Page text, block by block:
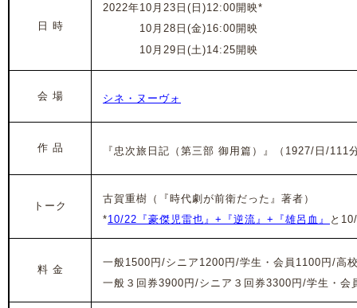
日 時
2022年10月23日(日)12:00開映*
10月28日(金)16:00開映
10月29日(土)14:25開映
会 場 シネ・ヌーヴォ
作 品 『忠次旅日記（第三部 御用篇）』（1927/日/111
トーク
古賀重樹（『時代劇が前衛だった』著者）
*10/22『豪傑児雷也』+『逆流』+『雄呂血』 と
料 金
一般1500円/シニア1200円/学生・会員1100円/高
一般３回券3900円/シニア３回券3300円/学生・会